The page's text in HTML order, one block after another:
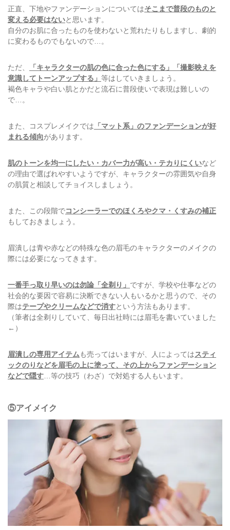
正直、下地やファンデーションについてはそこまで普段のものと
変える必要はないと思います。
自分のお肌に合ったものを使わないと荒れたりもしますし、劇的
に変わるものでもないので…。
ただ、
「キャラクターの肌の色に合った色にする」「撮影映えを
意識してトーンアップする」 等はしていきましょう。
褐色キャラや白い肌とかだと流石に普段使いで表現は難しいの
で…。
また、コスプレメイクでは 「マット系」のファンデーションが好
まれる傾向があります。
肌のトーンを均一にしたい・カバー力が高い・テカりにくいなど
の理由で選ばれやすいようですが、キャラクターの雰囲気や自身
の肌質と相談してチョイスしましょう。
また、この段階でコンシーラーでのほくろやクマ・くすみの補正
もしておきましょう。
眉潰しは青や赤などの特殊な色の眉毛のキャラクターのメイクの
際には必要になってきます。
一番手っ取り早いのは勿論「全剃り」 ですが、学校や仕事などの
社会的な要因で容易に決断できない人もいるかと思うので、その
際はテープやクリームなどで消すという方法もあります。
（筆者は全剃りしていて、毎日出社時には眉毛を書いていました
←）
眉潰しの専用アイテムも売ってはいますが、人によってはスティ
ックのりなどを眉毛の上に塗って、その上からファンデーション
などで隠す …等の技巧（わざ）で対処する人もいます。
⑤アイメイク